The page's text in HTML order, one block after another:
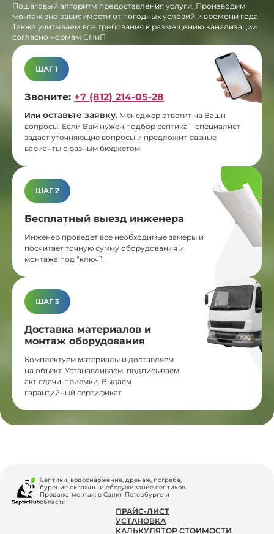
Пошаговый алгоритм предоставления услуги. Производим
монтаж вне зависимости от погодных условий и времени года.
Также учитываем все требования к размещению канализации
согласно нормам СНиП
ШАГ 1
Звоните: +7 (812) 214-05-28
Или оставьте заявку. Менеджер ответит на Ваши
вопросы. Если Вам нужен подбор септика – специалист
задаст уточняющие вопросы и предложит разные
варианты с разным бюджетом
ШАГ 2
Бесплатный выезд инженера
Инженер проведет все необходимые замеры и
посчитает точную сумму оборудования и
монтажа под “ключ”.
ШАГ 3
Доставка материалов и
монтаж оборудования
Комплектуем материалы и доставляем
на объект. Устанавливаем, подписываем
акт сдачи-приемки. Выдаем
гарантийный сертификат
Септики, водоснабжение, дренаж, погреба,
бурение скважин и обслуживание септиков
Продажа-монтаж в Санкт-Петербурге и
области
ПРАЙС-ЛИСТ
УСТАНОВКА
КАЛЬКУЛЯТОР СТОИМОСТИ